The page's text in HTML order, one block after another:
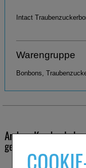
Intact
Warengruppe
Bonbons,
Andere Kunden
gekauft